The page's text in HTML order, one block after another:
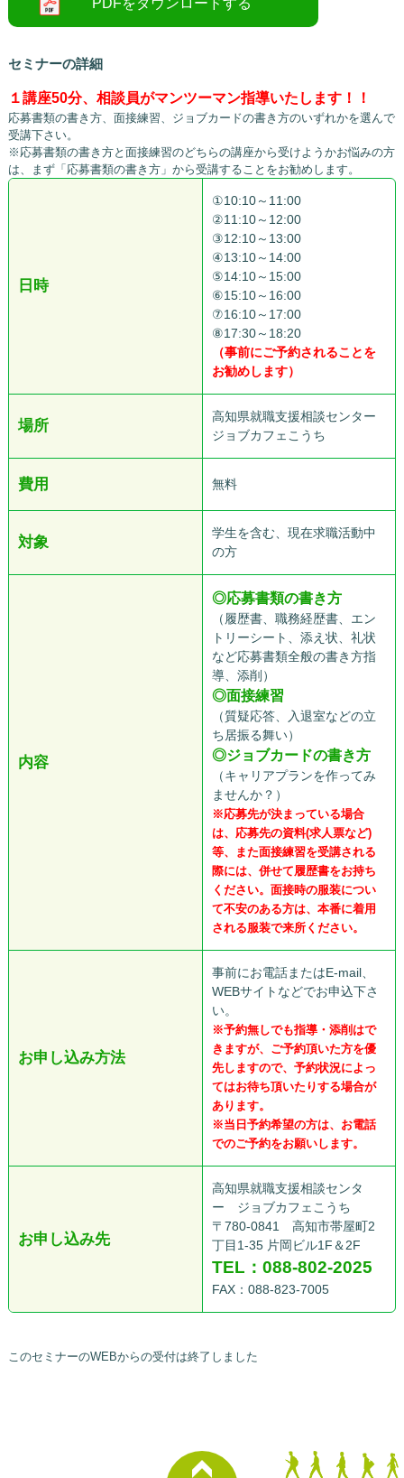
セミナーの詳細
１講座50分、相談員がマンツーマン指導いたします！！
応募書類の書き方、面接練習、ジョブカードの書き方のいずれかを選んで
受講下さい。
※応募書類の書き方と面接練習のどちらの講座から受けようかお悩みの方
は、まず「応募書類の書き方」から受講することをお勧めします。
日時
①10:10～11:00
②11:10～12:00
③12:10～13:00
④13:10～14:00
⑤14:10～15:00
⑥15:10～16:00
⑦16:10～17:00
⑧17:30～18:20
（事前にご予約されることを
お勧めします）
場所
高知県就職支援相談センター
ジョブカフェこうち
費用 無料
対象
学生を含む、現在求職活動中
の方
内容
◎応募書類の書き方
（履歴書、職務経歴書、エン
トリーシート、添え状、礼状
など応募書類全般の書き方指
導、添削）
◎面接練習
（質疑応答、入退室などの立
ち居振る舞い）
◎ジョブカードの書き方
（キャリアプランを作ってみ
ませんか？）
※応募先が決まっている場合
は、応募先の資料(求人票など)
等、また面接練習を受講される
際には、併せて履歴書をお持ち
ください。面接時の服装につい
て不安のある方は、本番に着用
される服装で来所ください。
お申し込み方法
事前にお電話またはE-mail、
WEBサイトなどでお申込下さ
い。
※予約無しでも指導・添削はで
きますが、ご予約頂いた方を優
先しますので、予約状況によっ
てはお待ち頂いたりする場合が
あります。
※当日予約希望の方は、お電話
でのご予約をお願いします。
お申し込み先
高知県就職支援相談センタ
ー ジョブカフェこうち
〒780-0841 高知市帯屋町2
丁目1-35 片岡ビル1F＆2F
TEL：088-802-2025
FAX：088-823-7005
このセミナーのWEBからの受付は終了しました